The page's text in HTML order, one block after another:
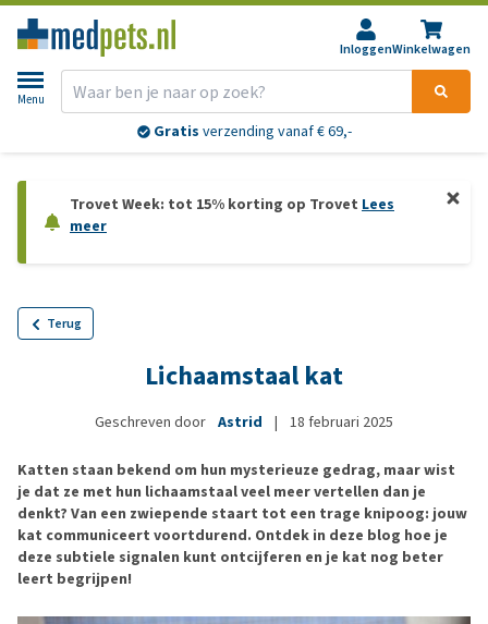
InloggenWinkelwagen
Menu
Gratis verzending vanaf € 69,-
Trovet Week: tot 15% korting op Trovet Lees
meer
Terug
Lichaamstaal kat
Geschreven door Astrid | 18 februari 2025
Katten staan bekend om hun mysterieuze gedrag, maar wist
je dat ze met hun lichaamstaal veel meer vertellen dan je
denkt? Van een zwiepende staart tot een trage knipoog: jouw
kat communiceert voortdurend. Ontdek in deze blog hoe je
deze subtiele signalen kunt ontcijferen en je kat nog beter
leert begrijpen!